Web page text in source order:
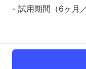
- 試用期間（6ヶ月